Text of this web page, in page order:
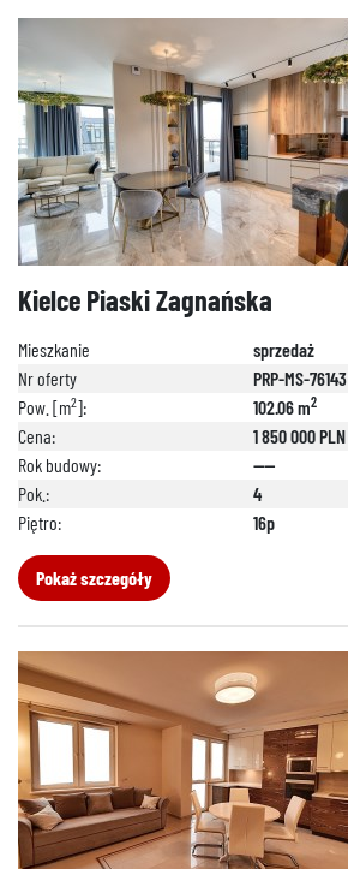
Kielce Piaski Zagnańska
Mieszkanie
sprzedaż
Nr oferty
PRP-MS-76143
Pow. [m2]: 102.06 m2
Cena:
1 850 000 PLN
Rok budowy:
----
Pok.:
4
Piętro:
16p
Pokaż szczegóły
888 889 661